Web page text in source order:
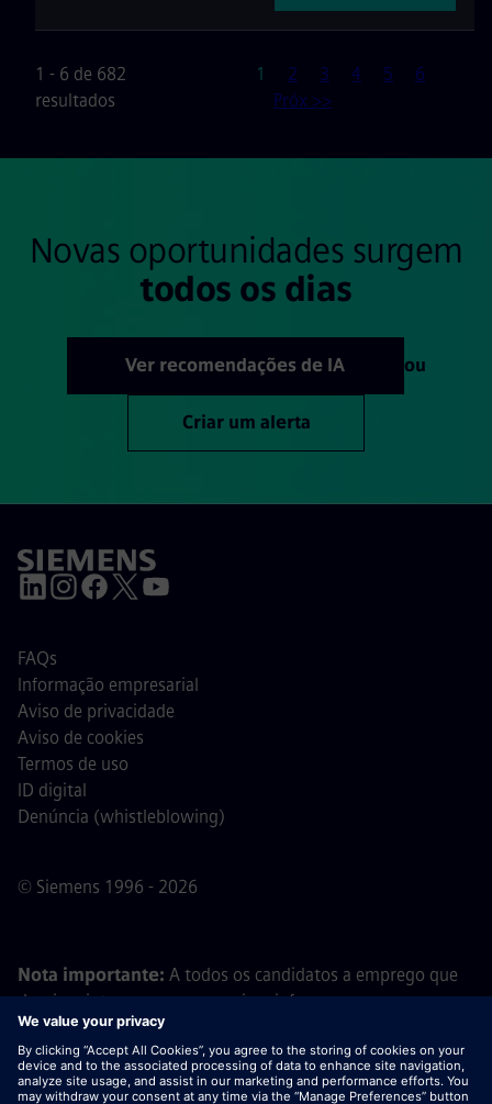
1 - 6 de 682
resultados
Página
1 2 3 4 5
6
Próx >>
Novas oportunidades surgem
todos os dias
Ver recomendações de IA ou
Criar um alerta
© Siemens 1996 - 2026
FAQs
Informação empresarial
Aviso de privacidade
Aviso de cookies
Termos de uso
ID digital
Denúncia (whistleblowing)
Nota importante: A todos os candidatos a emprego que
desejem integrar a nossa equipa, informamos que a
Siemens não solicita o pagamento de quaisquer taxas
antes, durante ou após o processo de candidatura. Não
pedimos dados bancários ou informações financeiras